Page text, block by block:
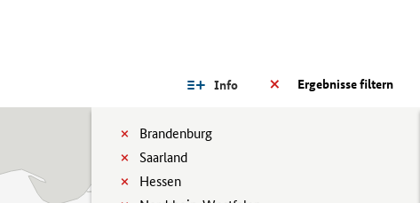
Ergebnisse filtern
Info
Brandenburg
Saarland
Hessen